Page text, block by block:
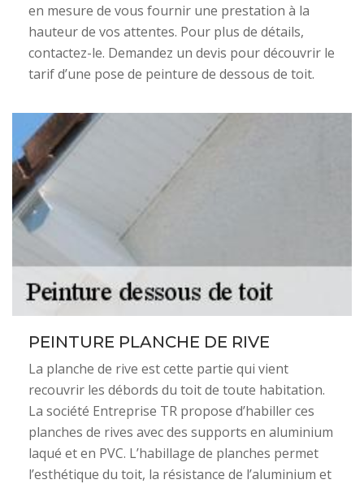
en mesure de vous fournir une prestation à la
hauteur de vos attentes. Pour plus de détails,
contactez-le. Demandez un devis pour découvrir le
tarif d’une pose de peinture de dessous de toit.
PEINTURE PLANCHE DE RIVE
La planche de rive est cette partie qui vient
recouvrir les débords du toit de toute habitation.
La société Entreprise TR propose d’habiller ces
planches de rives avec des supports en aluminium
laqué et en PVC. L’habillage de planches permet
l’esthétique du toit, la résistance de l’aluminium et